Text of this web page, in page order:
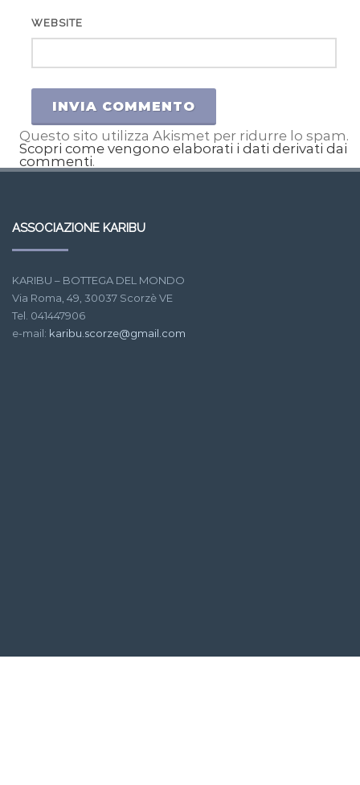
WEBSITE
Questo sito utilizza Akismet per ridurre lo spam.
Scopri come vengono elaborati i dati derivati dai
commenti.
ASSOCIAZIONE KARIBU
KARIBU – BOTTEGA DEL MONDO
Via Roma, 49, 30037 Scorzè VE
Tel. 041447906
e-mail: karibu.scorze@gmail.com